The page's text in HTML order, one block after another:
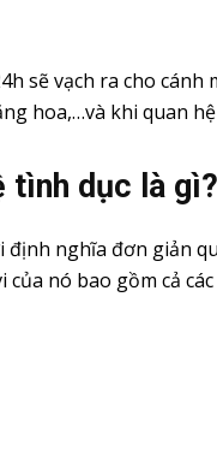
sẽ vạch ra cho cánh
hoa,…và khi quan
tình dục là gì?
nghĩa đơn giản
của nó bao gồm cả